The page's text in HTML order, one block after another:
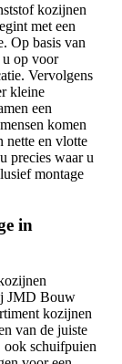
kozijnen
met een
Op basis van
u op voor
Vervolgens
kleine
een
komen
nette en vlotte
precies waar u
montage
in
JMD Bouw
kozijnen
van de juiste
ook schuifpuien